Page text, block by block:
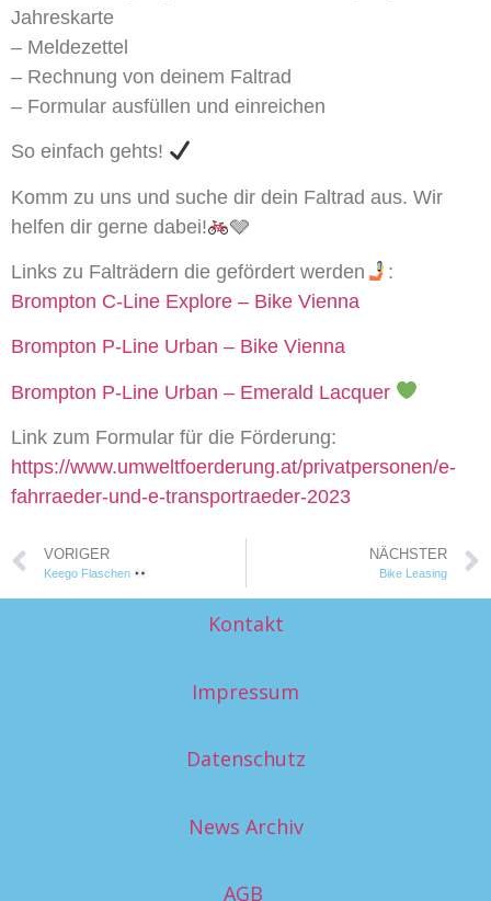
Jahreskarte
– Meldezettel
– Rechnung von deinem Faltrad
– Formular ausfüllen und einreichen
So einfach gehts!
Komm zu uns und suche dir dein Faltrad aus. Wir
helfen dir gerne dabei!
🩶
Links zu Falträdern die gefördert werden
:
Brompton C-Line Explore – Bike Vienna
Brompton P-Line Urban – Bike Vienna
Brompton P-Line Urban – Emerald Lacquer
Link zum Formular für die Förderung:
https://www.umweltfoerderung.at/privatpersonen/e-
fahrraeder-und-e-transportraeder-2023
VORIGER
Keego Flaschen
NÄCHSTER
Bike Leasing
Kontakt
Impressum
Datenschutz
News Archiv
AGB